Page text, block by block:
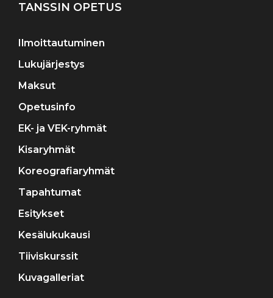
TANSSIN OPETUS
Ilmoittautuminen
Lukujärjestys
Maksut
Opetusinfo
EK- ja VEK-ryhmät
Kisaryhmät
Koreografiaryhmät
Tapahtumat
Esitykset
Kesälukukausi
Tiiviskurssit
Kuvagalleriat